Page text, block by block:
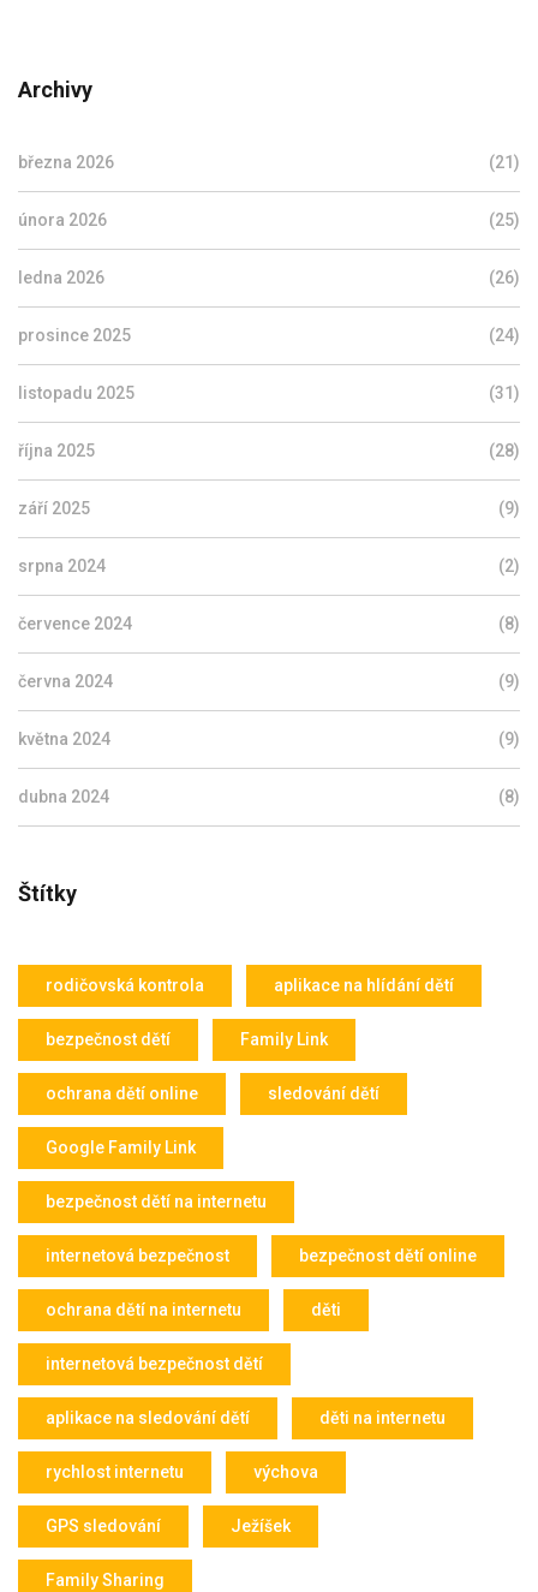
Archivy
března 2026 (21)
února 2026 (25)
ledna 2026 (26)
prosince 2025 (24)
listopadu 2025 (31)
října 2025 (28)
září 2025 (9)
srpna 2024 (2)
července 2024 (8)
června 2024 (9)
května 2024 (9)
dubna 2024 (8)
Štítky
rodičovská kontrola aplikace na hlídání dětí
bezpečnost dětí Family Link
ochrana dětí online sledování dětí
Google Family Link
bezpečnost dětí na internetu
internetová bezpečnost bezpečnost dětí online
ochrana dětí na internetu děti
internetová bezpečnost dětí
aplikace na sledování dětí děti na internetu
rychlost internetu výchova
GPS sledování Ježíšek
Family Sharing